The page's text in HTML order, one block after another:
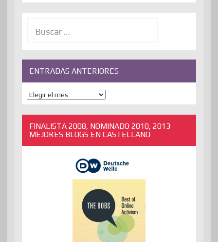
ENTRADAS ANTERIORES
ENTRADAS
ANTERIORES
FINALISTA 2008, NOMINADO 2010, 2013
MEJORES BLOGS EN CASTELLANO